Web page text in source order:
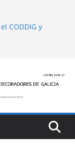
CODDIG y